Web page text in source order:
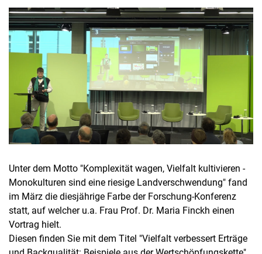
Medienbeiträge
Jahresberichte
Absolvent:innen-Jahrgänge
Abgeschlossene Promotionen
Pressearchiv
Geschichte des Fachbereich Ökologische Agrarwissenschaften
Witzenhausen und der Kolonialismus
Unter dem Motto "Komplexität wagen, Vielfalt kultivieren -
Monokulturen sind eine riesige Landverschwendung" fand
im März die diesjährige Farbe der Forschung-Konferenz
statt, auf welcher u.a. Frau Prof. Dr. Maria Finckh einen
Vortrag hielt.
Diesen finden Sie mit dem Titel "Vielfalt verbessert Erträge